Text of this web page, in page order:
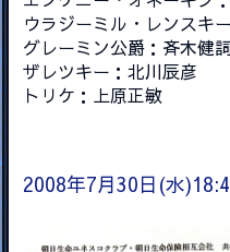
ウラジーミル・レンスキ
グレーミン公爵：斉木健詞
ザレツキー：北川辰彦
トリケ：上原正敏
2008年7月30日(水